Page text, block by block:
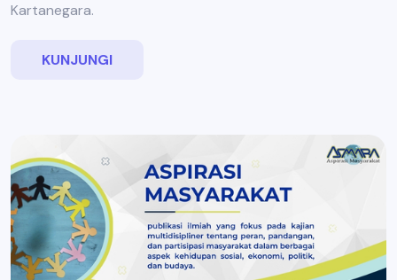
Kartanegara.
KUNJUNGI